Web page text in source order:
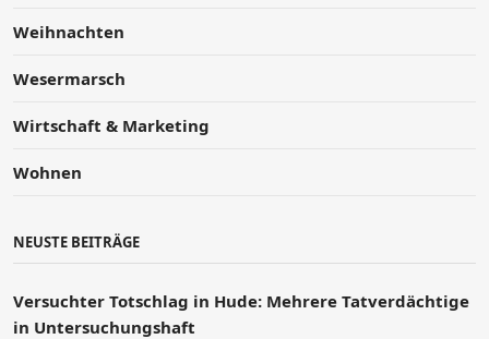
Weihnachten
Wesermarsch
Wirtschaft & Marketing
Wohnen
NEUSTE BEITRÄGE
Versucht­er Totschlag in Hude: Mehrere Tatverdächtige
in Untersuchungshaft